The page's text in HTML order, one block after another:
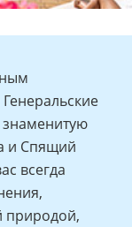
знаменитую
и Спящий
всегда
природой,